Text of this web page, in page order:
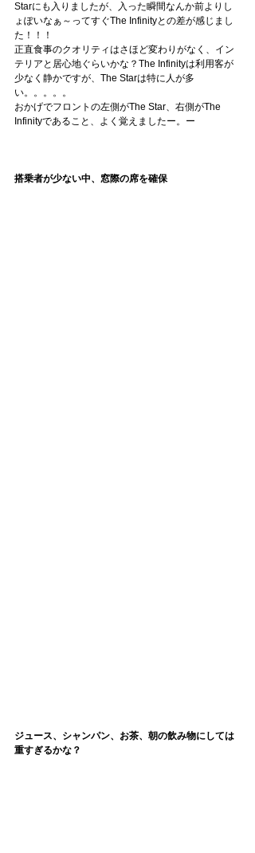
Starにも入りましたが、入った瞬間なんか前よりし
ょぽいなぁ～ってすぐThe Infinityとの差が感じまし
た！！！
正直食事のクオリティはさほど変わりがなく、イン
テリアと居心地ぐらいかな？The Infinityは利用客が
少なく静かですが、The Starは特に人が多
い。。。。。
おかげでフロントの左側がThe Star、右側がThe
Infinityであること、よく覚えましたー。ー
搭乗者が少ない中、窓際の席を確保
ジュース、シャンパン、お茶、朝の飲み物にしては
重すぎるかな？